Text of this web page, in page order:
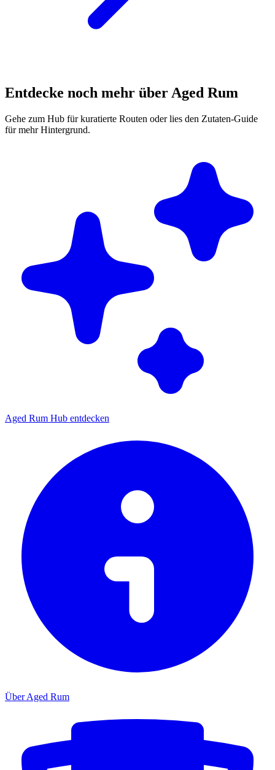
Entdecke noch mehr über Aged Rum
Gehe zum Hub für kuratierte Routen oder lies den Zutaten-Guide
für mehr Hintergrund.
Aged Rum Hub entdecken
Über Aged Rum